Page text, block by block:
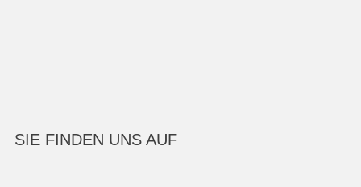
SIE FINDEN UNS AUF